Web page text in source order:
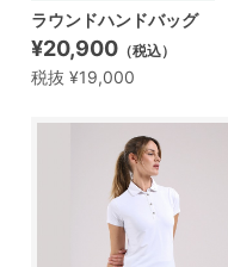
ラウンドハンドバッグ
¥20,900 （税込）
税抜 ¥19,000